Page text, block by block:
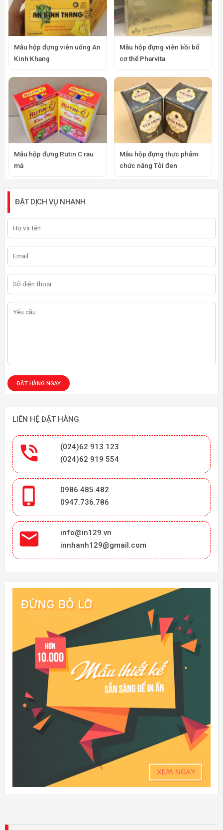
Mẫu hộp đựng viên uống An
Kinh Khang
Mẫu hộp đựng viên bồi bổ
cơ thể Pharvita
Mẫu hộp đựng Rutin C rau
má
Mẫu hộp đựng thực phẩm
chức năng Tỏi đen
ĐẶT DỊCH VỤ NHANH
LIÊN HỆ ĐẶT HÀNG

(024)62 913 123
(024)62 919 554

0986.485.482
0947.736.786

info@in129.vn
innhanh129@gmail.com